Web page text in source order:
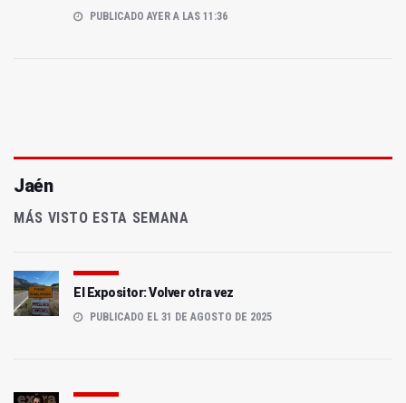
PUBLICADO AYER A LAS 11:36
Jaén
MÁS VISTO ESTA SEMANA
El Expositor: Volver otra vez
PUBLICADO EL 31 DE AGOSTO DE 2025